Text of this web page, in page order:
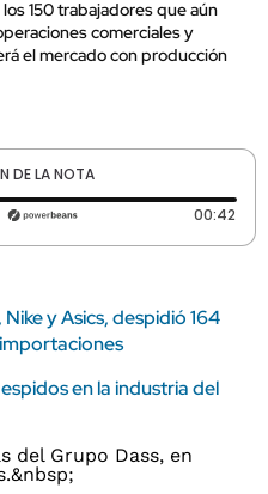
150 trabajadores que aún
comerciales y
el mercado con producción
DE LA NOTA
0 segundos 00:42
y Asics, despidió 164
en la industria del